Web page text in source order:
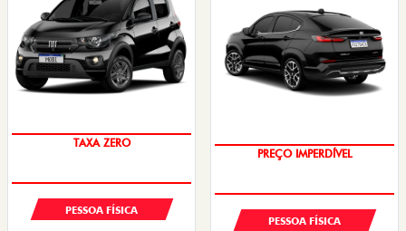
PREÇO IMPERDÍVEL
PESSOA FÍSICA
COM USADO NA TROCA
PESSOA FÍSICA